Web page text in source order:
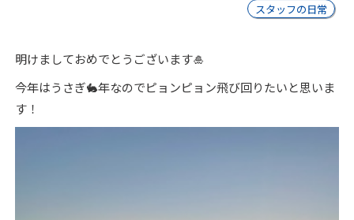
スタッフの日常
明けましておめでとうございます🎍
今年はうさぎ🐇年なのでピョンピョン飛び回りたいと思いま
す！